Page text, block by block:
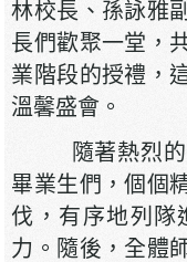
林校長、孫詠雅
長們歡聚一堂，
業階段的授禮，
溫馨盛會。
隨著熱烈的掌
畢業生們，個個
伐，有序地列隊
力。隨後，全體